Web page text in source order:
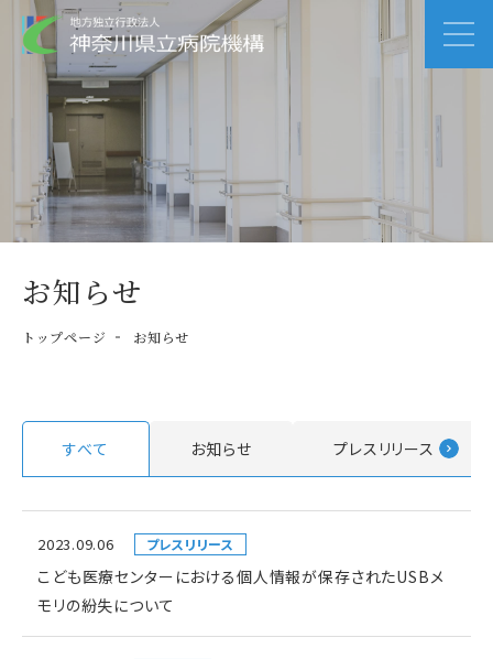
お知らせ
トップページ お知らせ
すべて お知らせ プレスリリース
2023.09.06 プレスリリース
こども医療センターにおける個人情報が保存されたUSBメ
モリの紛失について